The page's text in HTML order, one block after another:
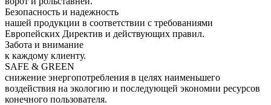
Безопасность и надежность
нашей продукции в соответствии с требованиями
Европейских Директив и действующих правил.
Забота и внимание
к каждому клиенту.
SAFE & GREEN
снижение энергопотребления в целях наименьшего
воздействия на экологию и последующей экономии ресурсов
конечного пользователя.